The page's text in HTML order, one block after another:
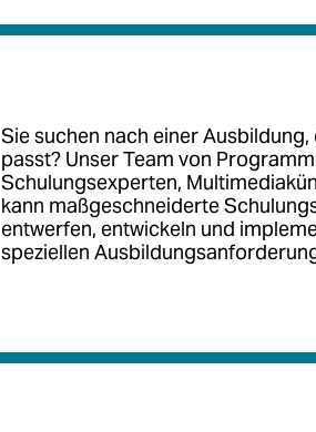
Sie suchen nach einer
passt? Unser Team von
Schulungsexperten,
kann maßgeschneiderte
entwerfen, entwickeln und
speziellen